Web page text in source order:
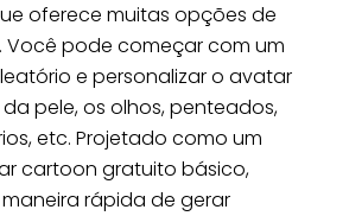
oferece muitas opções de
Você pode começar com um
e personalizar o avatar
pele, os olhos, penteados,
etc. Projetado como um
cartoon gratuito básico,
rápida de gerar